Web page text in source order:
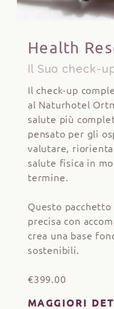
Health
Il Suo check-
Il check-up
al Naturhotel
salute più
pensato per gli
valutare,
salute fisica in
termine.
Questo
precisa con
crea una base
sostenibili.
€399.00
MAGGIORI